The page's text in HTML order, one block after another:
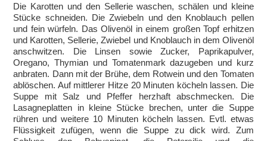
Die Karotten und den Sellerie waschen, schälen und kleine
Stücke schneiden. Die Zwiebeln und den Knoblauch pellen
und fein würfeln. Das Olivenöl in einem großen Topf erhitzen
und Karotten, Sellerie, Zwiebel und Knoblauch in dem Olivenöl
anschwitzen. Die Linsen sowie Zucker, Paprikapulver,
Oregano, Thymian und Tomatenmark dazugeben und kurz
anbraten. Dann mit der Brühe, dem Rotwein und den Tomaten
ablöschen. Auf mittlerer Hitze 20 Minuten köcheln lassen. Die
Suppe mit Salz und Pfeffer herzhaft abschmecken. Die
Lasagneplatten in kleine Stücke brechen, unter die Suppe
rühren und weitere 10 Minuten köcheln lassen. Evtl. etwas
Flüssigkeit zufügen, wenn die Suppe zu dick wird. Zum